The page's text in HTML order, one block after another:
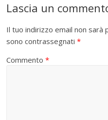
Lascia un
Il tuo indirizzo email non sarà
sono contrassegnati*
Commento*